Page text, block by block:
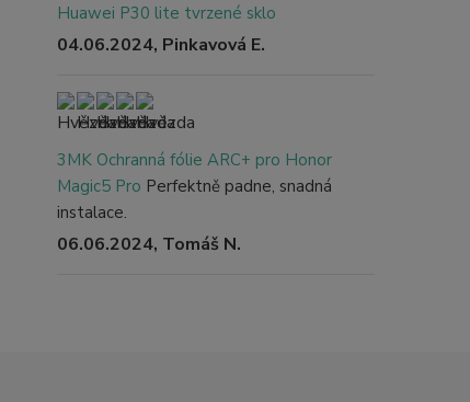
Huawei P30 lite tvrzené sklo
04.06.2024, Pinkavová E.
3MK Ochranná fólie ARC+ pro Honor
Magic5 Pro Perfektně padne, snadná
instalace.
06.06.2024, Tomáš N.